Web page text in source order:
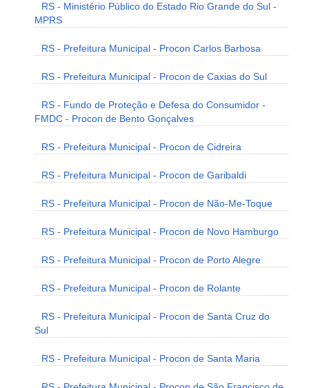
RS - Ministério Público do Estado Rio Grande do Sul -
MPRS
RS - Prefeitura Municipal - Procon Carlos Barbosa
RS - Prefeitura Municipal - Procon de Caxias do Sul
RS - Fundo de Proteção e Defesa do Consumidor -
FMDC - Procon de Bento Gonçalves
RS - Prefeitura Municipal - Procon de Cidreira
RS - Prefeitura Municipal - Procon de Garibaldi
RS - Prefeitura Municipal - Procon de Não-Me-Toque
RS - Prefeitura Municipal - Procon de Novo Hamburgo
RS - Prefeitura Municipal - Procon de Porto Alegre
RS - Prefeitura Municipal - Procon de Rolante
RS - Prefeitura Municipal - Procon de Santa Cruz do
Sul
RS - Prefeitura Municipal - Procon de Santa Maria